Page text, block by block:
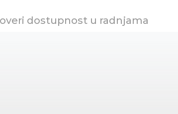
dostupnost u radnjama